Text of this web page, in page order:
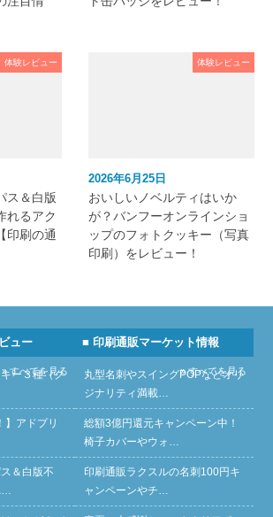
体験レビュー
ス＆白版
れるアク
印刷の通
体験レビュー
2026年6月25日
おいしいノベルティはいか
が？バンフーオンラインショ
ップのフォトクッキー（写真
印刷）をレビュー！
ュー
» すべてを見る
ー３種（ク
】アドプリ
＆白版不
…
■ 印刷通販マーケット情報
» すべてを見る
丸型名刺やスイングPOPなどオリ
ジナリティ満載…
総額3億円還元キャンペーン中！
椅子カバーやウォ…
印刷通販ラクスルの名刺100円キ
ャンペーンやチ…